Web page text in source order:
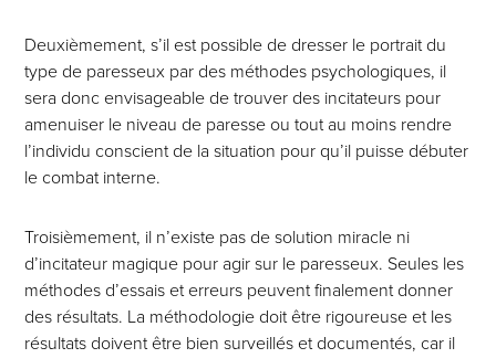
Deuxièmement, s’il est possible de dresser le portrait du
type de paresseux par des méthodes psychologiques, il
sera donc envisageable de trouver des incitateurs pour
amenuiser le niveau de paresse ou tout au moins rendre
l’individu conscient de la situation pour qu’il puisse débuter
le combat interne.
Troisièmement, il n’existe pas de solution miracle ni
d’incitateur magique pour agir sur le paresseux. Seules les
méthodes d’essais et erreurs peuvent finalement donner
des résultats. La méthodologie doit être rigoureuse et les
résultats doivent être bien surveillés et documentés, car il